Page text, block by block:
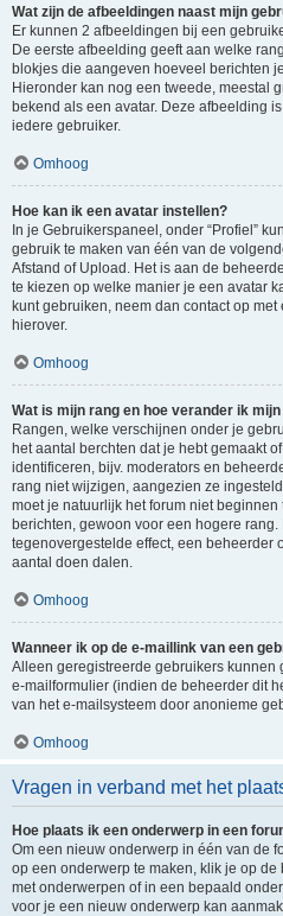
Wat zijn de afbeeldingen naast mijn
Er kunnen 2 afbeeldingen bij een
De eerste afbeelding geeft aan welke
blokjes die aangeven hoeveel berichten
Hieronder kan nog een tweede, meestal
bekend als een avatar. Deze afbeelding
iedere gebruiker.
Omhoog
Hoe kan ik een avatar instellen?
In je Gebruikerspaneel, onder “Profiel”
gebruik te maken van één van de
Afstand of Upload. Het is aan de
te kiezen op welke manier je een avatar
kunt gebruiken, neem dan contact op
hierover.
Omhoog
Wat is mijn rang en hoe verander ik
Rangen, welke verschijnen onder je
het aantal berchten dat je hebt gemaakt
identificeren, bijv. moderators en
rang niet wijzigen, aangezien ze
moet je natuurlijk het forum niet beginnen
berichten, gewoon voor een hogere
tegenovergestelde effect, een beheerder
aantal doen dalen.
Omhoog
Wanneer ik op de e-maillink van een
Alleen geregistreerde gebruikers kunnen
e-mailformulier (indien de beheerder dit
van het e-mailsysteem door anonieme
Omhoog
Vragen in verband met het
Hoe plaats ik een onderwerp in een
Om een nieuw onderwerp in één van de
op een onderwerp te maken, klik je op
met onderwerpen of in een bepaald
voor je een nieuw onderwerp kan